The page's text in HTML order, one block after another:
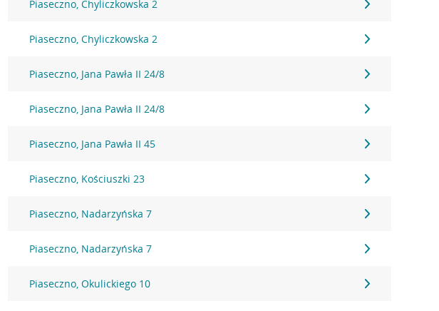
Piaseczno, Chyliczkowska 2
Piaseczno, Chyliczkowska 2
Piaseczno, Jana Pawła II 24/8
Piaseczno, Jana Pawła II 24/8
Piaseczno, Jana Pawła II 45
Piaseczno, Kościuszki 23
Piaseczno, Nadarzyńska 7
Piaseczno, Nadarzyńska 7
Piaseczno, Okulickiego 10